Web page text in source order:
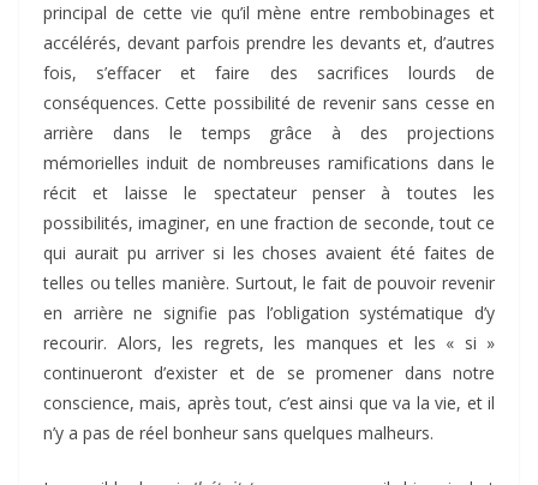
principal de cette vie qu’il mène entre rembobinages et
accélérés, devant parfois prendre les devants et, d’autres
fois, s’effacer et faire des sacrifices lourds de
conséquences. Cette possibilité de revenir sans cesse en
arrière dans le temps grâce à des projections
mémorielles induit de nombreuses ramifications dans le
récit et laisse le spectateur penser à toutes les
possibilités, imaginer, en une fraction de seconde, tout ce
qui aurait pu arriver si les choses avaient été faites de
telles ou telles manière. Surtout, le fait de pouvoir revenir
en arrière ne signifie pas l’obligation systématique d’y
recourir. Alors, les regrets, les manques et les « si »
continueront d’exister et de se promener dans notre
conscience, mais, après tout, c’est ainsi que va la vie, et il
n’y a pas de réel bonheur sans quelques malheurs.